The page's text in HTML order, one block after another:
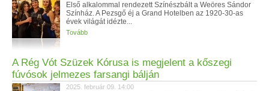
Első alkalommal rendezett Színészbált a Weöres Sándor
Színház. A Pezsgő éj a Grand Hotelben az 1920-30-as
évek világát idézte...
Tovább
A Rég Vót Szüzek Kórusa is megjelent a kőszegi
fúvósok jelmezes farsangi bálján
2025. február 09. 14:00